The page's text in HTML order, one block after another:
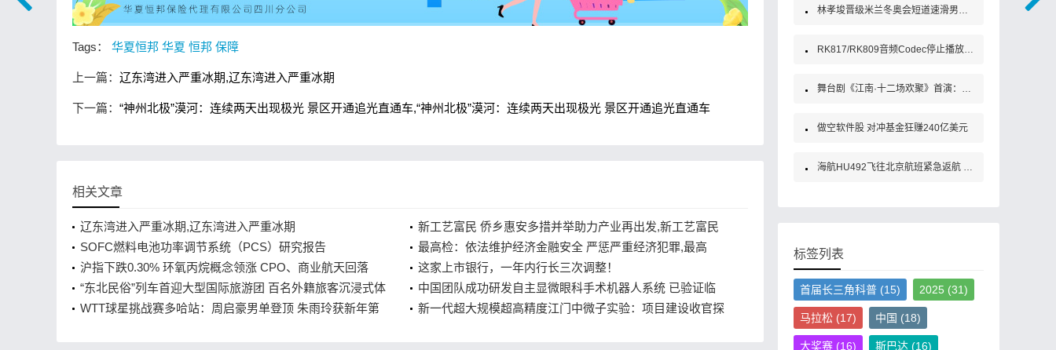
Tags： 华夏恒邦 华夏 恒邦 保障
上一篇： 辽东湾进入严重冰期,辽东湾进入严重冰期
下一篇： “神州北极”漠河：连续两天出现极光 景区开通追光直通车,“神州北极”漠河：连续两天出现极光 景区开通追光直通车
相关文章
辽东湾进入严重冰期,辽东湾进入严重冰期
新工艺富民 侨乡惠安多措并举助力产业再出发,新工艺富民
侨乡惠安多措并举助力产业再出发
SOFC燃料电池功率调节系统（PCS）研究报告
最高检：依法维护经济金融安全 严惩严重经济犯罪,最高
检：依法维护经济金融安全 严惩严重经济犯罪
沪指下跌0.30% 环氧丙烷概念领涨 CPO、商业航天回落
这家上市银行，一年内行长三次调整！
“东北民俗”列车首迎大型国际旅游团 百名外籍旅客沉浸式体
验“东北炕头”,“东北民俗”列车首迎大型国际旅游团 百名外籍
中国团队成功研发自主显微眼科手术机器人系统 已验证临
床可行性,中国团队成功研发自主显微眼科手术机器人系统
WTT球星挑战赛多哈站：周启豪男单登顶 朱雨玲获新年第
新一代超大规模超高精度江门中微子实验：项目建设收官探
林孝埈晋级米兰冬奥会短道速滑男子1000米四分之一决赛
RK817/RK809音频Codec停止播放杂音问题：内核驱动修复与技术解析
舞台剧《江南·十二场欢聚》首演：当名士气节遇见女性力量
做空软件股 对冲基金狂赚240亿美元
海航HU492飞往北京航班紧急返航 有乘客拍到飞机空中放油、挡风玻璃破裂 机型为波音787！
标签列表
首届长三角科普 (15) 2025 (31)
马拉松 (17) 中国 (18)
大奖赛 (16) 斯巴达 (16)